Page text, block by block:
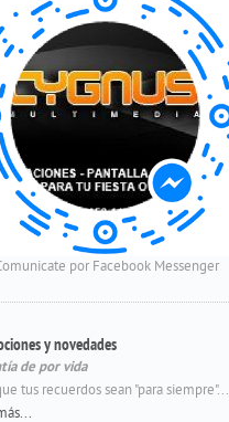
por Facebook Messenger
y novedades
de por vida
tus recuerdos sean "para siempre"...